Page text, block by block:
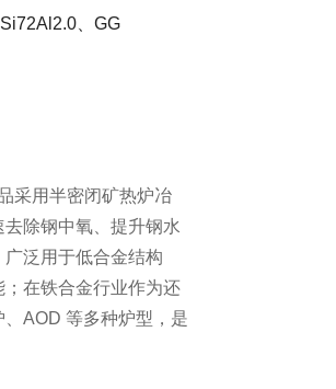
、GG
采用半密闭矿热炉冶
除钢中氧、提升钢水
泛用于低合金结构
在铁合金行业作为还
AOD 等多种炉型，是